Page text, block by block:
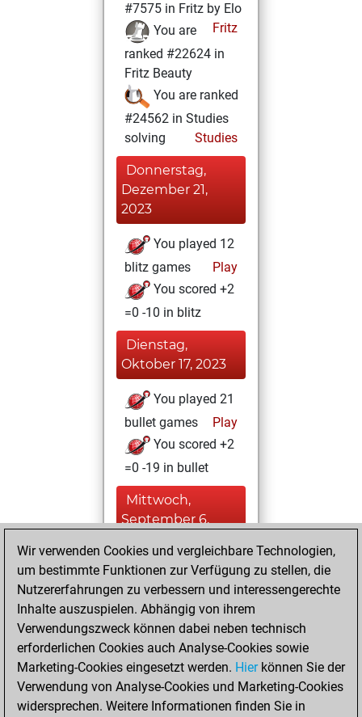
#7575 in Fritz by Elo
Fritz
You are
ranked #22624 in
Fritz Beauty
You are ranked
#24562 in Studies
solving
Studies
Donnerstag,
Dezember 21,
2023
You played 12
blitz games
Play
You scored +2
=0 -10 in blitz
Dienstag,
Oktober 17, 2023
You played 21
bullet games
Play
You scored +2
=0 -19 in bullet
Mittwoch,
September 6,
You achieved a
BeautyScore of 1
Fritz
achieved a new Elo
of 1608
You created
your Fritz account
Wir verwenden Cookies und vergleichbare Technologien,
um bestimmte Funktionen zur Verfügung zu stellen, die
Nutzererfahrungen zu verbessern und interessengerechte
Inhalte auszuspielen. Abhängig von ihrem
Verwendungszweck können dabei neben technisch
erforderlichen Cookies auch Analyse-Cookies sowie
Marketing-Cookies eingesetzt werden. Hierkönnen Sie der
Verwendung von Analyse-Cookies und Marketing-Cookies
widersprechen. Weitere Informationen finden Sie in